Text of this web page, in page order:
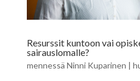
Resurssit kuntoon vai
sairauslomalle?
mennessä Ninni Kuparinen |